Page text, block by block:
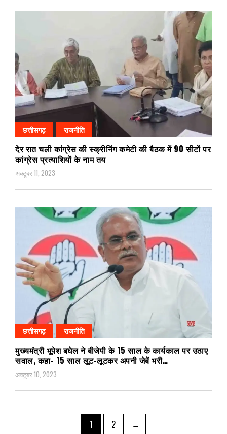
छत्तीसगढ़ राजनीति
देर रात चली कांग्रेस की स्क्रीनिंग कमेटी की बैठक में 90 सीटों पर
कांग्रेस प्रत्याशियों के नाम तय
अक्टूबर 11, 2023
छत्तीसगढ़ राजनीति
मुख्यमंत्री भूपेश बघेल ने बीजेपी के 15 साल के कार्यकाल पर उठाए
सवाल, कहा- 15 साल लूट-लूटकर अपनी जेबें भरी…
अक्टूबर 10, 2023
Page
1 Page
2 →